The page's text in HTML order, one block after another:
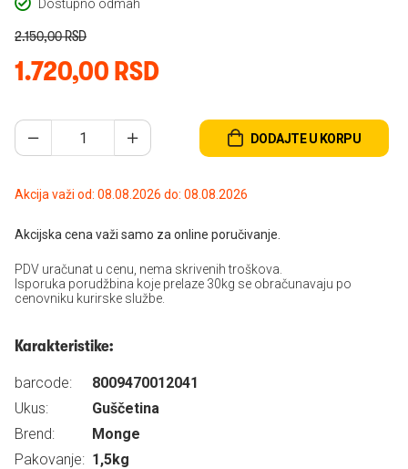
Dostupno odmah
1.720,00 RSD
2.150,00 RSD
DODAJTE U KORPU
Akcija važi od: 08.08.2026 do: 08.08.2026
Akcijska cena važi samo za online poručivanje.
PDV uračunat u cenu, nema skrivenih troškova.
Isporuka porudžbina koje prelaze 30kg se obračunavaju po
cenovniku kurirske službe.
Karakteristike:
barcode:
8009470012041
Ukus:
Guščetina
Brend:
Monge
Pakovanje: 1,5kg